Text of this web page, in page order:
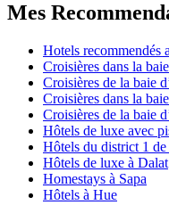
Mes
Hotels recommendés
Croisières dans la
Croisières de la baie
Croisières dans la
Croisières de la baie
Hôtels de luxe avec
Hôtels du district 1
Hôtels de luxe à Dalat
Homestays à Sapa
Hôtels à Hue